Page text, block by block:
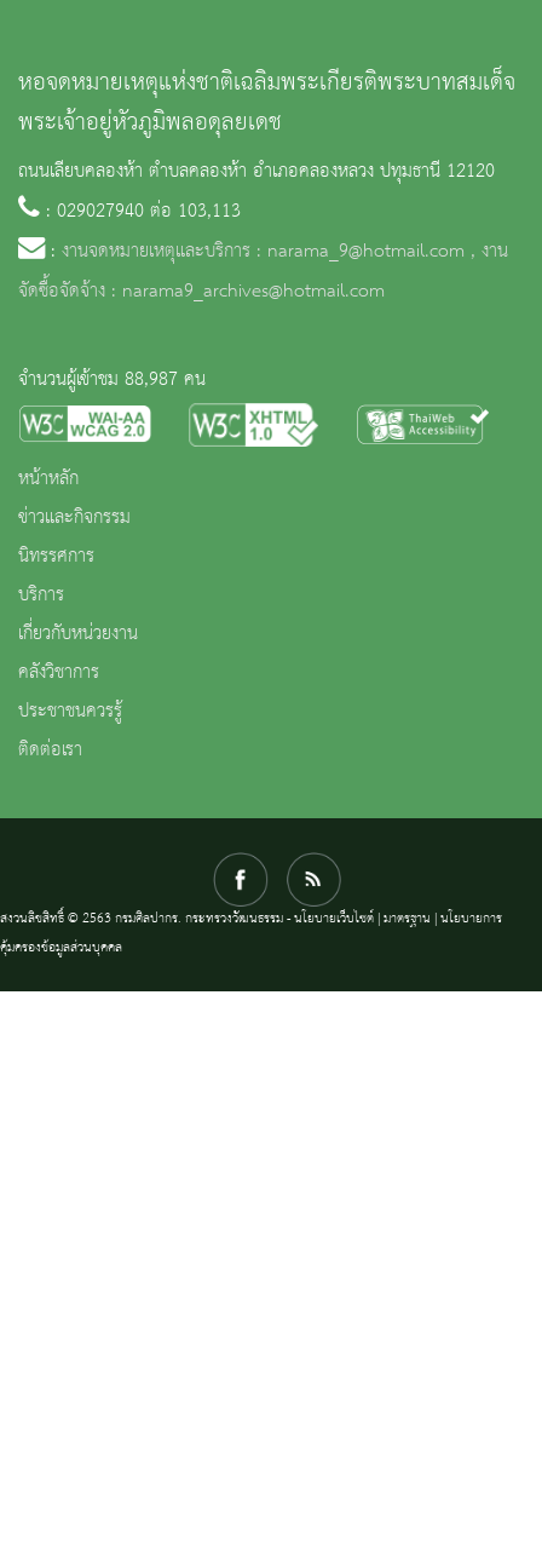
หอจดหมายเหตุแห่งชาติเฉลิมพระเกียรติพระบาทสมเด็จ
พระเจ้าอยู่หัวภูมิพลอดุลยเดช
ถนนเลียบคลองห้า ตำบลคลองห้า อำเภอคลองหลวง ปทุมธานี 12120
: 029027940 ต่อ 103,113
: งานจดหมายเหตุและบริการ : narama_9@hotmail.com , งาน
จัดซื้อจัดจ้าง : narama9_archives@hotmail.com
จำนวนผู้เข้าชม 88,987 คน
หน้าหลัก
ข่าวและกิจกรรม
นิทรรศการ
บริการ
เกี่ยวกับหน่วยงาน
คลังวิชาการ
ประชาชนควรรู้
ติดต่อเรา
สงวนลิขสิทธิ์ © 2563 กรมศิลปากร. กระทรวงวัฒนธรรม -นโยบายเว็บไซต์|มาตรฐาน |นโยบายการ
คุ้มครองข้อมูลส่วนบุคคล